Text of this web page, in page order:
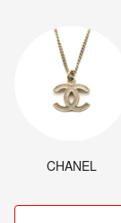
CHANEL